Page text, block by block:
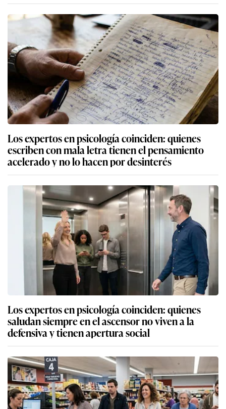
Los expertos en psicología coinciden: quienes
escriben con mala letra tienen el pensamiento
acelerado y no lo hacen por desinterés
Los expertos en psicología coinciden: quienes
saludan siempre en el ascensor no viven a la
defensiva y tienen apertura social